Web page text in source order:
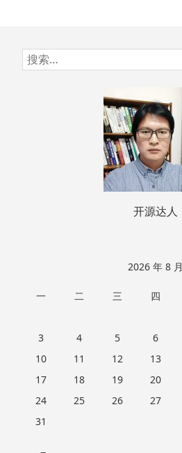
跳
至
搜
索：
开源达人
2026 年 8 月
一 二 三 四
3
4 5 6
10
11 12 13
17
18 19 20
24
25 26 27
31